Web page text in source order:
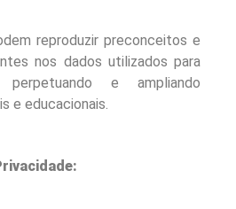
reproduzir preconceitos e
nos dados utilizados para
perpetuando e ampliando
e educacionais.